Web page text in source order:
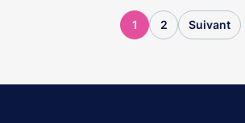
1 2 Suivant